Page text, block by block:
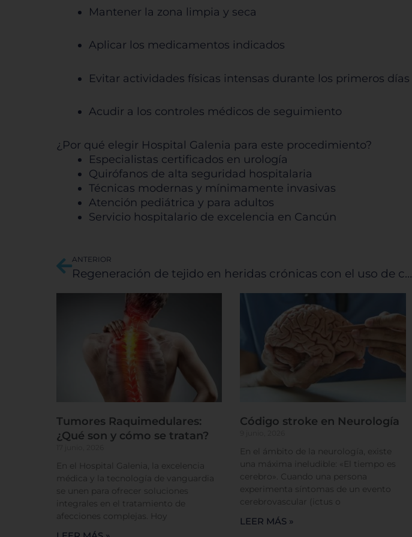
Mantener la zona limpia y seca
Aplicar los medicamentos indicados
Evitar actividades físicas intensas durante los primeros días
Acudir a los controles médicos de seguimiento
¿Por qué elegir Hospital Galenia para este procedimiento?
Especialistas certificados en urología
Quirófanos de alta seguridad hospitalaria
Técnicas modernas y mínimamente invasivas
Atención pediátrica y para adultos
Servicio hospitalario de excelencia en Cancún
AntANTERIOR
Regeneración de tejido en heridas crónicas con el uso de células madre
Tumores Raquimedulares:
¿Qué son y cómo se tratan?
En el Hospital Galenia, la excelencia
médica y la tecnología de vanguardia
se unen para ofrecer soluciones
integrales en el tratamiento de
afecciones complejas. Hoy
Código stroke en Neurología
En el ámbito de la neurología, existe
una máxima ineludible: «El tiempo es
cerebro». Cuando una persona
experimenta síntomas de un evento
cerebrovascular (ictus o
LEER MÁS »
Cookies dirigidas
Cookies de funcionalidad
Cookies de rendimiento